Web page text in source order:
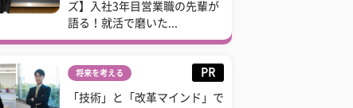
ズ】入社3年目営業職の先輩が
語る！就活で磨いた...
将来を考える PR
「技術」と「改革マインド」で